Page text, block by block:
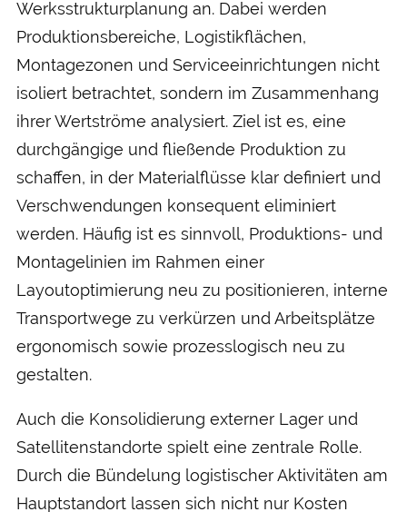
Werksstrukturplanung an. Dabei werden
Produktionsbereiche, Logistikflächen,
Montagezonen und Serviceeinrichtungen nicht
isoliert betrachtet, sondern im Zusammenhang
ihrer Wertströme analysiert. Ziel ist es, eine
durchgängige und fließende Produktion zu
schaffen, in der Materialflüsse klar definiert und
Verschwendungen konsequent eliminiert
werden. Häufig ist es sinnvoll, Produktions- und
Montagelinien im Rahmen einer
Layoutoptimierung neu zu positionieren, interne
Transportwege zu verkürzen und Arbeitsplätze
ergonomisch sowie prozesslogisch neu zu
gestalten.
Auch die Konsolidierung externer Lager und
Satellitenstandorte spielt eine zentrale Rolle.
Durch die Bündelung logistischer Aktivitäten am
Hauptstandort lassen sich nicht nur Kosten